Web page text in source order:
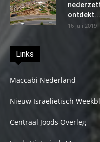
ontdekt...
16 juli 2019
Links
Maccabi Nederland
Nieuw Israelietisch
Centraal Joods Overleg